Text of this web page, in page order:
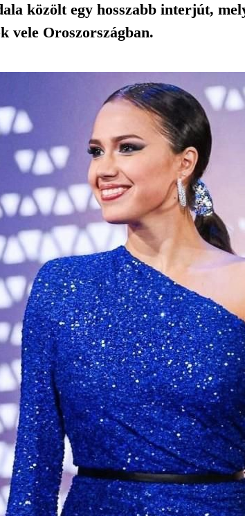
közölt egy hosszabb interjút,
vele Oroszországban.